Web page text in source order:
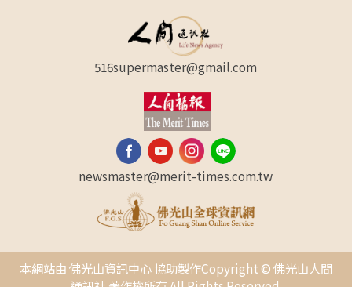
516supermaster@gmail.com
newsmaster@merit-times.com.tw
本網站由 佛光山資訊中心 協助製作Copyright © 佛光山人間